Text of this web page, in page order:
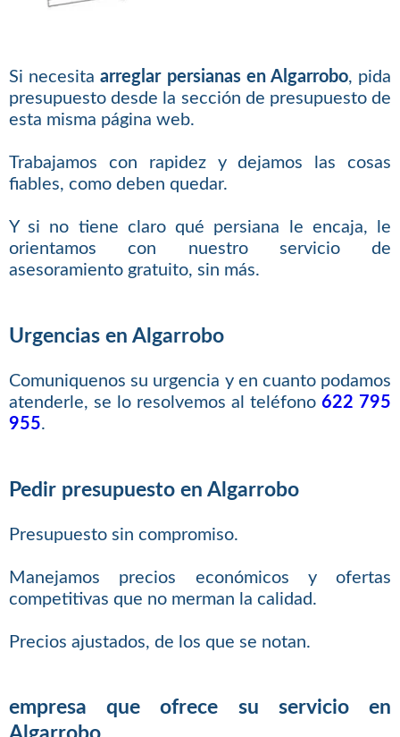
Si necesitaarreglar persianas en Algarrobo, pida
presupuesto desde la sección de presupuesto de
esta misma página web.
Trabajamos con rapidez y dejamos las cosas
fiables, como deben quedar.
Y si no tiene claro qué persiana le encaja, le
orientamos con nuestro servicio de
asesoramiento gratuito, sin más.
Urgencias en Algarrobo
Comuniquenos su urgencia y en cuanto podamos
atenderle, se lo resolvemos al teléfono622 795
955.
Pedir presupuesto en Algarrobo
Presupuesto sin compromiso.
Manejamos precios económicos y ofertas
competitivas que no merman la calidad.
Precios ajustados, de los que se notan.
empresa que ofrece su servicio en